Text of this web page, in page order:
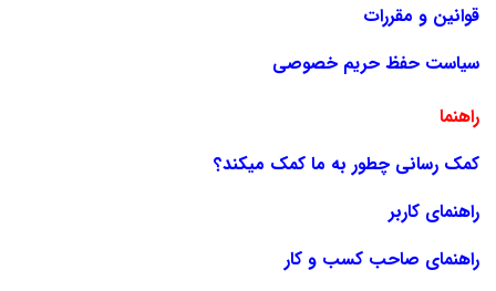
قوانین و مقررات
سیاست حفظ حریم خصوصی
راهنما
کمک رسانی چطور به ما کمک میکند؟
راهنمای کاربر
راهنمای صاحب کسب و کار